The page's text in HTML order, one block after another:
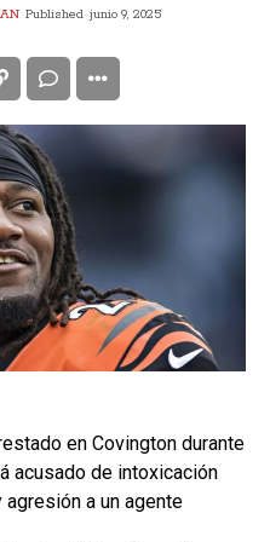
Published junio 9, 2025
en Covington durante
acusado de intoxicación
a un agente